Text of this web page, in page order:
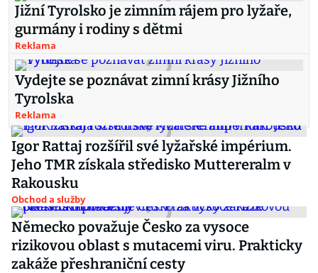
Jižní Tyrolsko je zimním rájem pro lyžaře,
gurmány i rodiny s dětmi
Reklama
Vydejte se poznávat zimní krásy Jižního
Tyrolska
Reklama
Igor Rattaj rozšířil své lyžařské impérium.
Jeho TMR získala středisko Muttereralm v
Rakousku
Obchod a služby
Německo považuje Česko za vysoce
rizikovou oblast s mutacemi viru. Prakticky
zakáže přeshraniční cesty